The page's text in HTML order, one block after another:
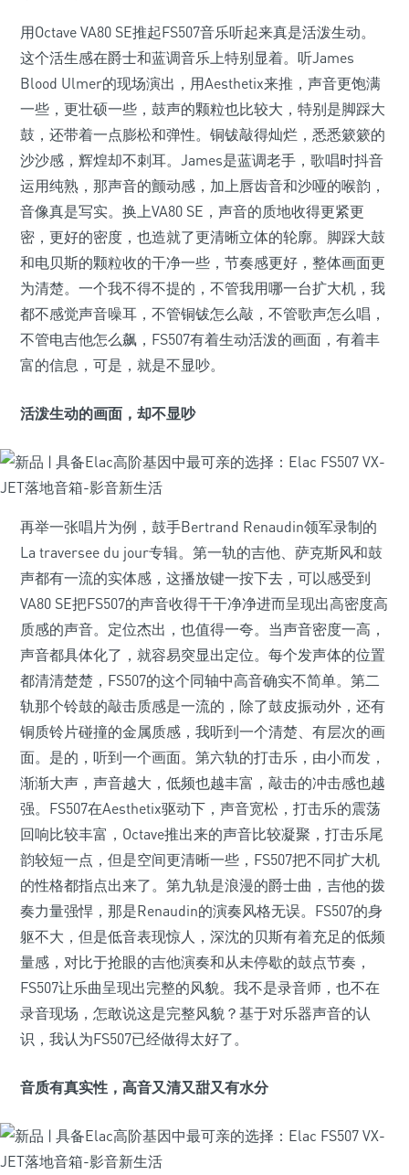
用Octave VA80 SE推起FS507音乐听起来真是活泼生动。
这个活生感在爵士和蓝调音乐上特别显着。听James
Blood Ulmer的现场演出，用Aesthetix来推，声音更饱满
一些，更壮硕一些，鼓声的颗粒也比较大，特别是脚踩大
鼓，还带着一点膨松和弹性。铜钹敲得灿烂，悉悉簌簌的
沙沙感，辉煌却不刺耳。James是蓝调老手，歌唱时抖音
运用纯熟，那声音的颤动感，加上唇齿音和沙哑的喉韵，
音像真是写实。换上VA80 SE，声音的质地收得更紧更
密，更好的密度，也造就了更清晰立体的轮廓。脚踩大鼓
和电贝斯的颗粒收的干净一些，节奏感更好，整体画面更
为清楚。一个我不得不提的，不管我用哪一台扩大机，我
都不感觉声音噪耳，不管铜钹怎么敲，不管歌声怎么唱，
不管电吉他怎么飙，FS507有着生动活泼的画面，有着丰
富的信息，可是，就是不显吵。
活泼生动的画面，却不显吵
再举一张唱片为例，鼓手Bertrand Renaudin领军录制的
La traversee du jour专辑。第一轨的吉他、萨克斯风和鼓
声都有一流的实体感，这播放键一按下去，可以感受到
VA80 SE把FS507的声音收得干干净净进而呈现出高密度高
质感的声音。定位杰出，也值得一夸。当声音密度一高，
声音都具体化了，就容易突显出定位。每个发声体的位置
都清清楚楚，FS507的这个同轴中高音确实不简单。第二
轨那个铃鼓的敲击质感是一流的，除了鼓皮振动外，还有
铜质铃片碰撞的金属质感，我听到一个清楚、有层次的画
面。是的，听到一个画面。第六轨的打击乐，由小而发，
渐渐大声，声音越大，低频也越丰富，敲击的冲击感也越
强。FS507在Aesthetix驱动下，声音宽松，打击乐的震荡
回响比较丰富，Octave推出来的声音比较凝聚，打击乐尾
韵较短一点，但是空间更清晰一些，FS507把不同扩大机
的性格都指点出来了。第九轨是浪漫的爵士曲，吉他的拨
奏力量强悍，那是Renaudin的演奏风格无误。FS507的身
躯不大，但是低音表现惊人，深沈的贝斯有着充足的低频
量感，对比于抢眼的吉他演奏和从未停歇的鼓点节奏，
FS507让乐曲呈现出完整的风貌。我不是录音师，也不在
录音现场，怎敢说这是完整风貌？基于对乐器声音的认
识，我认为FS507已经做得太好了。
音质有真实性，高音又清又甜又有水分